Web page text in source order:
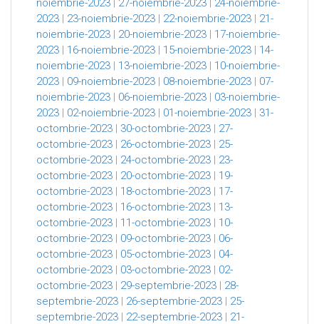
noiembrie-2023 27-noiembrie-2023
24-noiembrie-
2023 | 23-noiembrie-2023 | 22-noiembrie-2023 | 21-
noiembrie-2023 | 20-noiembrie-2023 | 17-noiembrie-
2023 | 16-noiembrie-2023 | 15-noiembrie-2023 | 14-
noiembrie-2023 | 13-noiembrie-2023 | 10-noiembrie-
2023 | 09-noiembrie-2023 | 08-noiembrie-2023 | 07-
noiembrie-2023 | 06-noiembrie-2023 | 03-noiembrie-
2023 | 02-noiembrie-2023 | 01-noiembrie-2023 | 31-
octombrie-2023 | 30-octombrie-2023 | 27-
octombrie-2023 | 26-octombrie-2023 | 25-
octombrie-2023 | 24-octombrie-2023 | 23-
octombrie-2023 | 20-octombrie-2023 | 19-
octombrie-2023 | 18-octombrie-2023 | 17-
octombrie-2023 | 16-octombrie-2023 | 13-
octombrie-2023 | 11-octombrie-2023 | 10-
octombrie-2023 | 09-octombrie-2023 | 06-
octombrie-2023 | 05-octombrie-2023 | 04-
octombrie-2023 | 03-octombrie-2023 | 02-
octombrie-2023 | 29-septembrie-2023 | 28-
septembrie-2023 | 26-septembrie-2023 | 25-
septembrie-2023 | 22-septembrie-2023 | 21-